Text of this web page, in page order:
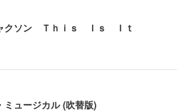
クソン Ｔｈｉｓ Ｉｓ Ｉｔ
ミュージカル (吹替版)